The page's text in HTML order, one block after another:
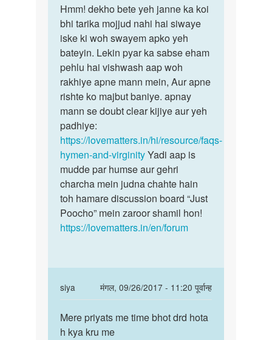
to
Kaise
pata
kare
ki
ladki
by
mahi
Hmm!
dekho
bete
yeh
janne
ka
Hmm! dekho bete yeh janne ka koi
bhi tarika mojjud nahi hai siwaye
iske ki woh swayem apko yeh
bateyin. Lekin pyar ka sabse eham
pehlu hai vishwash aap woh
rakhiye apne mann mein, Aur apne
rishte ko majbut baniye. apnay
mann se doubt clear kijiye aur yeh
padhiye:
https://lovematters.in/hi/resource/faqs-
hymen-and-virginityYadi aap is
mudde par humse aur gehri
charcha mein judna chahte hain
toh hamare discussion board “Just
Poocho” mein zaroor shamil hon!
https://lovematters.in/en/forum
siya
मंगल, 09/26/2017 - 11:20 पूर्वान्ह
reply
to
Hmm!
Mere
priyats
Mere priyats me time bhot drd hota
h kya kru me